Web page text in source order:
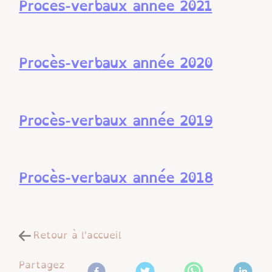
Procès-verbaux année 2021
Procès-verbaux année 2020
Procès-verbaux année 2019
Procès-verbaux année​​​​​​​ 2018
Retour à l'accueil
Partagez